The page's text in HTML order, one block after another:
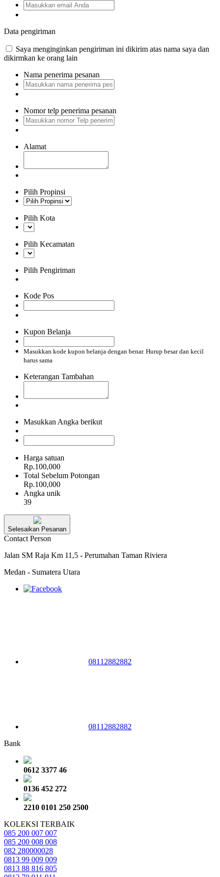
Data pengiriman
Saya menginginkan pengiriman ini dikirim atas nama saya dan
dikirmkan ke orang lain
Nama penerima pesanan
Nomor telp penerima pesanan
Alamat
Pilih Propinsi
Pilih Kota
Pilih Kecamatan
Pilih Pengiriman
Kode Pos
Kupon Belanja
Masukkan kode kupon belanja dengan benar. Hurup besar dan kecil
harus sama
Keterangan Tambahan
Masukkan Angka berikut
Harga satuan
Rp.100,000
Total Sebelum Potongan
Rp.100,000
Angka unik
39
Selesaikan Pesanan
Contact Person
Jalan SM Raja Km 11,5 - Perumahan Taman Riviera
Medan - Sumatera Utara
08112882882
08112882882
Bank
0612 3377 46
0136 452 272
2210 0101 250 2500
KOLEKSI TERBAIK
085 200 007 007
085 200 008 008
082 280000028
0813 99 009 009
0813 88 816 805